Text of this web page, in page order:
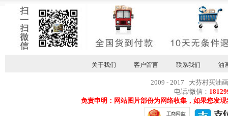
关于我们 客户留言 联系我们 油
2009 - 2017 大芬村买油
电话/微信：
免责申明：网站图片部份为网络收集，如果您发